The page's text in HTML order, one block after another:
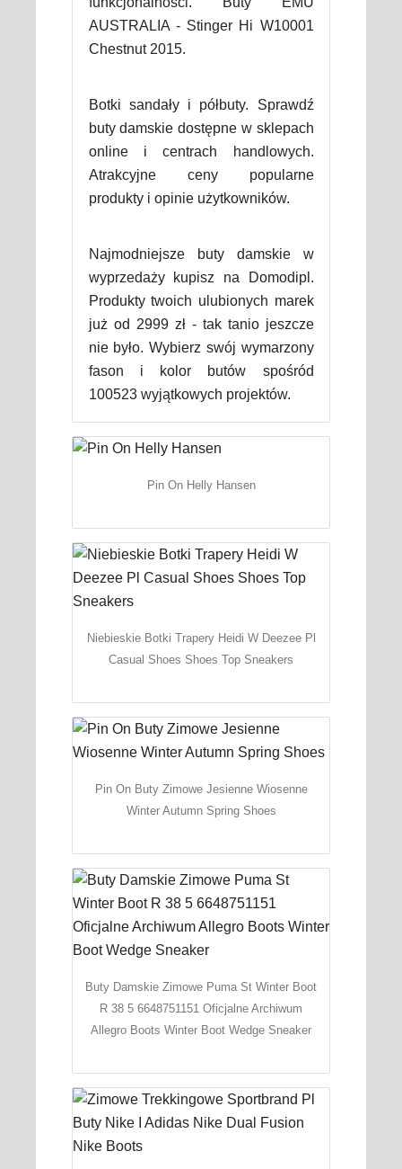
AUSTRALIA - Stinger Hi W10001
Chestnut 2015.
Botki sandały i półbuty. Sprawdź
buty damskie dostępne w sklepach
online i centrach handlowych.
Atrakcyjne ceny popularne
produkty i opinie użytkowników.
Najmodniejsze buty damskie w
wyprzedaży kupisz na Domodipl.
Produkty twoich ulubionych marek
już od 2999 zł - tak tanio jeszcze
nie było. Wybierz swój wymarzony
fason i kolor butów spośród
100523 wyjątkowych projektów.
Pin On Helly Hansen
Niebieskie Botki Trapery Heidi W Deezee Pl
Casual Shoes Shoes Top Sneakers
Pin On Buty Zimowe Jesienne Wiosenne
Winter Autumn Spring Shoes
Buty Damskie Zimowe Puma St Winter Boot
R 38 5 6648751151 Oficjalne Archiwum
Allegro Boots Winter Boot Wedge Sneaker